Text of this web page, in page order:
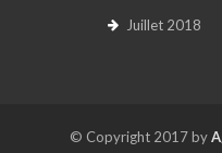
Juillet 2018
© Copyright 2017 by